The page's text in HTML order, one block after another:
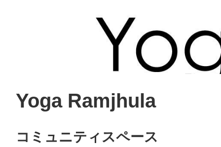
Yoga Ramjhula
コミュニティスペース
まちのコイン
お知らせ
お問い合わせ